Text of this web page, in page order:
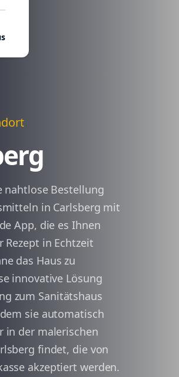
nahtlose Bestellung
in Carlsberg mit
App, die es Ihnen
in Echtzeit
das Haus zu
innovative Lösung
zum Sanitätshaus
sie automatisch
in der malerischen
findet, die von
akzeptiert werden.